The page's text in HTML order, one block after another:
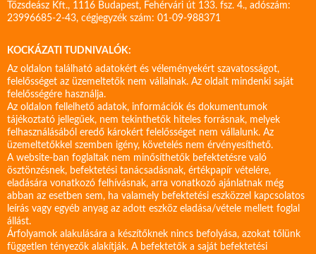
Tőzsdeász Kft., 1116 Budapest, Fehérvári út 133. fsz. 4., adószám:
23996685-2-43, cégjegyzék szám: 01-09-988371
KOCKÁZATI TUDNIVALÓK:
Az oldalon található adatokért és véleményekért szavatosságot,
felelősséget az üzemeltetők nem vállalnak. Az oldalt mindenki saját
felelősségére használja.
Az oldalon fellelhető adatok, információk és dokumentumok
tájékoztató jellegűek, nem tekinthetők hiteles forrásnak, melyek
felhasználásából eredő károkért felelősséget nem vállalunk. Az
üzemeltetőkkel szemben igény, követelés nem érvényesíthető.
A website-ban foglaltak nem minősíthetők befektetésre való
ösztönzésnek, befektetési tanácsadásnak, értékpapír vételére,
eladására vonatkozó felhívásnak, arra vonatkozó ajánlatnak még
abban az esetben sem, ha valamely befektetési eszközzel kapcsolatos
leírás vagy egyéb anyag az adott eszköz eladása/vétele mellett foglal
állást.
Árfolyamok alakulására a készítőknek nincs befolyása, azokat tőlünk
független tényezők alakítják. A befektetők a saját befektetési